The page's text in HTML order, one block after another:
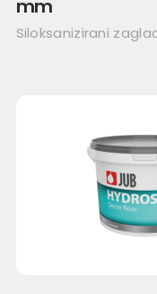
mm
Siloksanizirani